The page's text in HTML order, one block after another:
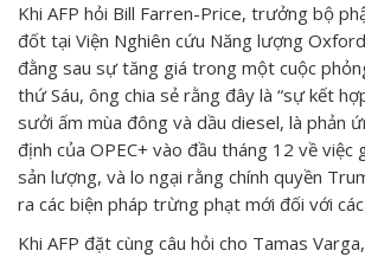
Khi AFP hỏi Bill Farren-Price, trưởng bộ
đốt tại Viện Nghiên cứu Năng lượng
đằng sau sự tăng giá trong một cuộc
thứ Sáu, ông chia sẻ rằng đây là “sự kết
sưởi ấm mùa đông và dầu diesel, là phản
định của OPEC+ vào đầu tháng 12 về việc
sản lượng, và lo ngại rằng chính quyền
ra các biện pháp trừng phạt mới đối với các
Khi AFP đặt cùng câu hỏi cho Tamas